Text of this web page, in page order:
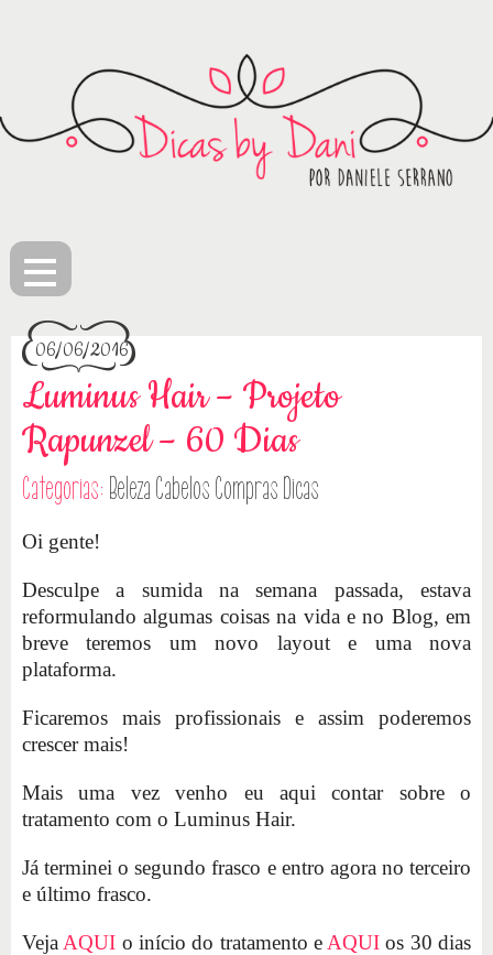
≡
06/06/2016
Luminus Hair – Projeto
Rapunzel – 60 Dias
Categorias: Beleza Cabelos Compras Dicas
Oi gente!
Desculpe a sumida na semana passada, estava
reformulando algumas coisas na vida e no Blog, em
breve teremos um novo layout e uma nova
plataforma.
Ficaremos mais profissionais e assim poderemos
crescer mais!
Mais uma vez venho eu aqui contar sobre o
tratamento com o Luminus Hair.
Já terminei o segundo frasco e entro agora no terceiro
e último frasco.
Veja AQUI o início do tratamento e AQUI os 30 dias